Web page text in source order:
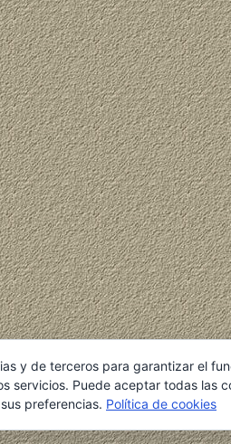
y de terceros para garantizar el
servicios. Puede aceptar todas las
preferencias. Política de cookies